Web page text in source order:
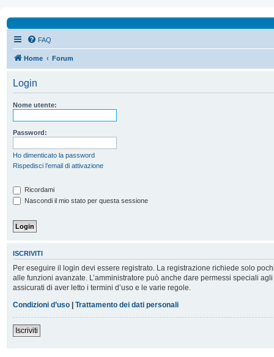
FAQ
Home Forum
Login
Nome utente:
Password:
Ho dimenticato la password
Rispedisci l’email di attivazione
Ricordami
Nascondi il mio stato per questa sessione
ISCRIVITI
Per eseguire il login devi essere registrato. La registrazione richiede solo
alle funzioni avanzate. L’amministratore può anche dare permessi speciali
assicurati di aver letto i termini d’uso e le varie regole.
Condizioni d’uso | Trattamento dei dati personali
Iscriviti